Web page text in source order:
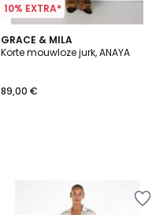
10% EXTRA*
GRACE & MILA
Korte mouwloze jurk, ANAYA
89,00 €